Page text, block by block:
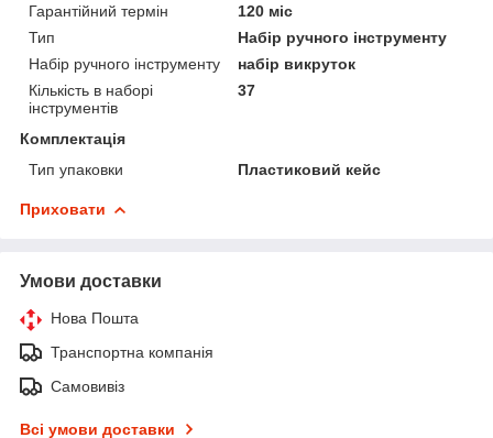
Гарантійний термін
120 міс
Тип
Набір ручного інструменту
Набір ручного інструменту
набір викруток
Кількість в наборі
інструментів
37
Комплектація
Тип упаковки
Пластиковий кейс
Приховати
Умови доставки
Нова Пошта
Транспортна компанія
Самовивіз
Всі умови доставки